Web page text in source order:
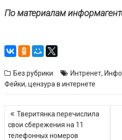
По материалам
Без рубрики Интренет,
Фейки,цензура в интернете
Навигация
по
записям
Тверитянка перечислила
свои сбережения на 11
телефонных номеров